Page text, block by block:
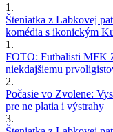
1.
Šteniatka z Labkovej
komédia s ikonickým
1.
FOTO: Futbalisti MFK
niekdajšiemu
2.
Počasie vo Zvolene:
pre ne platia i výstrahy
3.